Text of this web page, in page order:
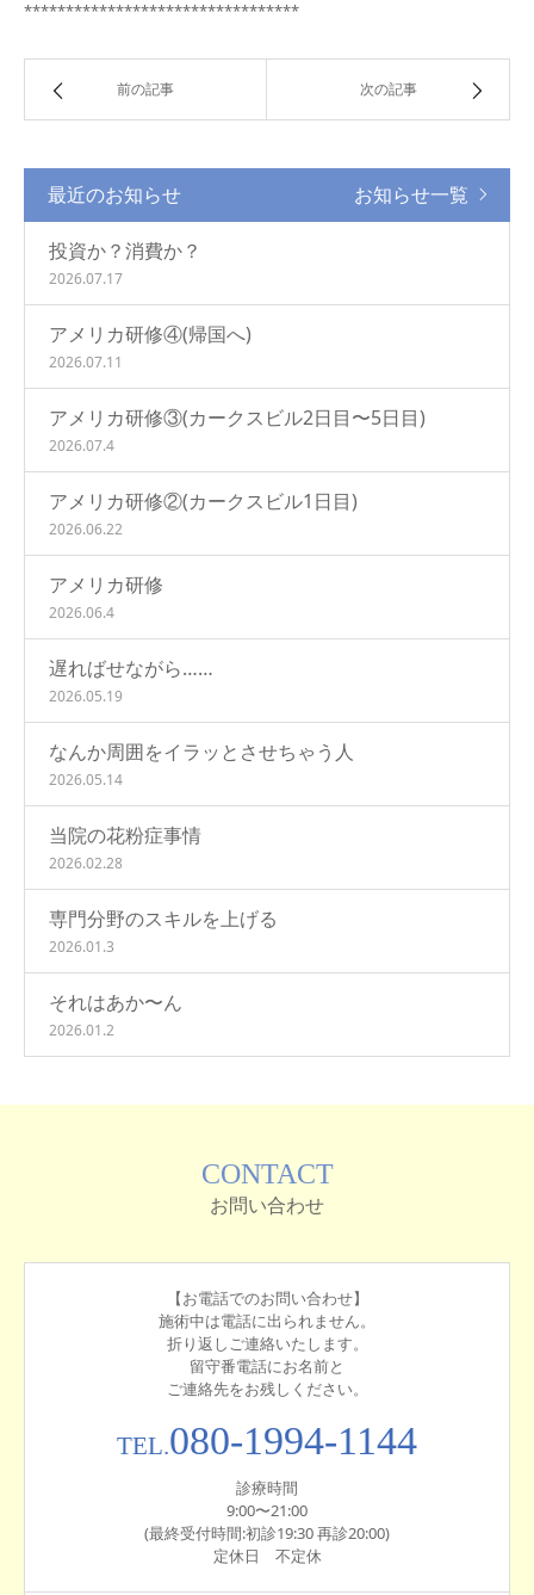
*********************************
前の記事 次の記事
最近のお知らせ お知らせ一覧
投資か？消費か？
2026.07.17
アメリカ研修④(帰国へ)
2026.07.11
アメリカ研修③(カークスビル2日目〜5日目)
2026.07.4
アメリカ研修②(カークスビル1日目)
2026.06.22
アメリカ研修
2026.06.4
遅ればせながら……
2026.05.19
なんか周囲をイラッとさせちゃう人
2026.05.14
当院の花粉症事情
2026.02.28
専門分野のスキルを上げる
2026.01.3
それはあか〜ん
2026.01.2
CONTACT
お問い合わせ
【お電話でのお問い合わせ】
施術中は電話に出られません。
折り返しご連絡いたします。
留守番電話にお名前と
ご連絡先をお残しください。
TEL.080-1994-1144
診療時間
9:00〜21:00
(最終受付時間:初診19:30 再診20:00)
定休日 不定休